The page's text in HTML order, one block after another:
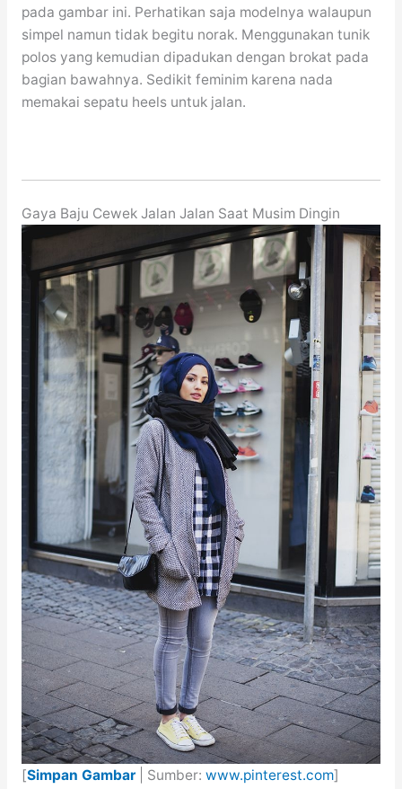
pada gambar ini. Perhatikan saja modelnya walaupun
simpel namun tidak begitu norak. Menggunakan tunik
polos yang kemudian dipadukan dengan brokat pada
bagian bawahnya. Sedikit feminim karena nada
memakai sepatu heels untuk jalan.
Gaya Baju Cewek Jalan Jalan Saat Musim Dingin
[Simpan Gambar| Sumber: www.pinterest.com]